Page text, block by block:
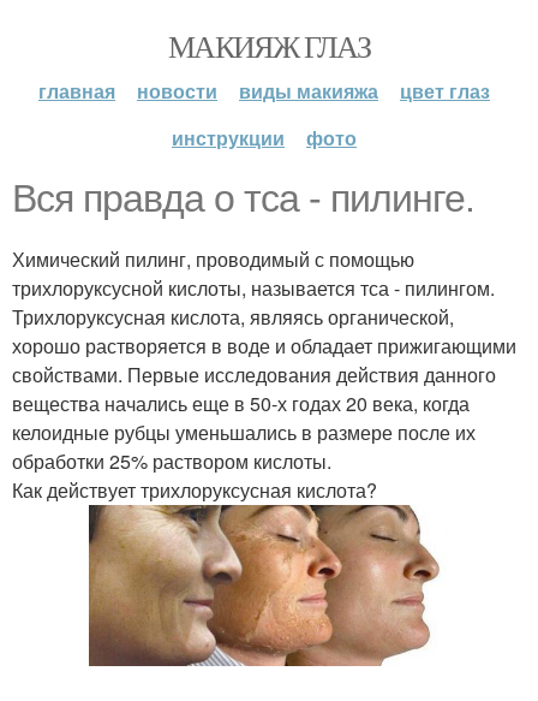
МАКИЯЖ ГЛАЗ
главная новости виды макияжа
цвет глаз
инструкции
фото
Вся правда о тса - пилинге.
Химический пилинг, проводимый с помощью
трихлоруксусной кислоты, называется тса - пилингом.
Трихлоруксусная кислота, являясь органической,
хорошо растворяется в воде и обладает прижигающими
свойствами. Первые исследования действия данного
вещества начались еще в 50-х годах 20 века, когда
келоидные рубцы уменьшались в размере после их
обработки 25% раствором кислоты.
Как действует трихлоруксусная кислота?